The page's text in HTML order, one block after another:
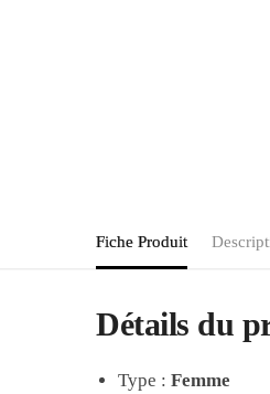
Fiche Produit
Détails du
Type :Femme